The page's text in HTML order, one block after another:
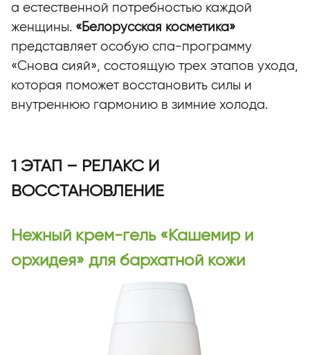
а естественной потребностью каждой
женщины. «Белорусская косметика»
представляет особую спа-программу
«Снова сияй», состоящую трех этапов ухода,
которая поможет восстановить силы и
внутреннюю гармонию в зимние холода.
1 ЭТАП – РЕЛАКС И
ВОССТАНОВЛЕНИЕ
Нежный крем-гель «Кашемир и
орхидея» для бархатной кожи